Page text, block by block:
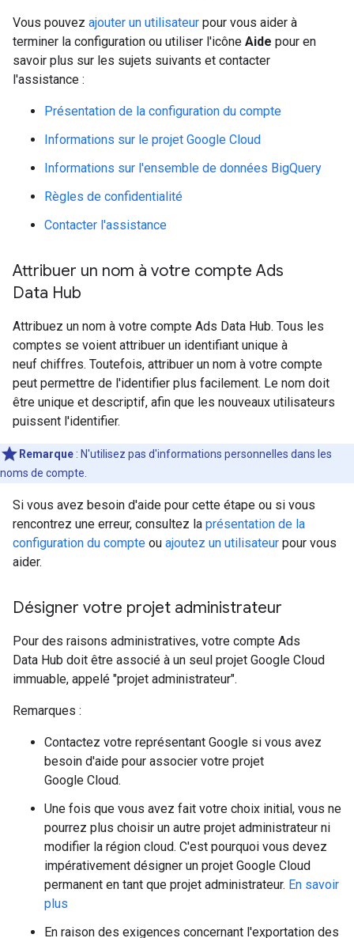
Vous pouvez ajouter un utilisateur pour vous aider à
terminer la configuration ou utiliser l'icône Aide pour en
savoir plus sur les sujets suivants et contacter
l'assistance :
Présentation de la configuration du compte
Informations sur le projet Google Cloud
Informations sur l'ensemble de données BigQuery
Règles de confidentialité
Contacter l'assistance
Attribuer un nom à votre compte Ads
Data Hub
Attribuez un nom à votre compte Ads Data Hub. Tous les
comptes se voient attribuer un identifiant unique à
neuf chiffres. Toutefois, attribuer un nom à votre compte
peut permettre de l'identifier plus facilement. Le nom doit
être unique et descriptif, afin que les nouveaux utilisateurs
puissent l'identifier.
Remarque : N'utilisez pas d'informations personnelles dans les
noms de compte.
Si vous avez besoin d'aide pour cette étape ou si vous
rencontrez une erreur, consultez la présentation de la
configuration du compte ou ajoutez un utilisateur pour vous
aider.
Désigner votre projet administrateur
Pour des raisons administratives, votre compte Ads
Data Hub doit être associé à un seul projet Google Cloud
immuable, appelé "projet administrateur".
Remarques :
Contactez votre représentant Google si vous avez
besoin d'aide pour associer votre projet
Google Cloud.
Une fois que vous avez fait votre choix initial, vous ne
pourrez plus choisir un autre projet administrateur ni
modifier la région cloud. C'est pourquoi vous devez
impérativement désigner un projet Google Cloud
permanent en tant que projet administrateur. En savoir
plus
En raison des exigences concernant l'exportation des